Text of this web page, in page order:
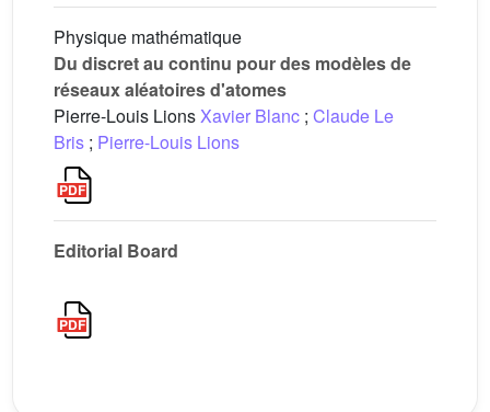
Physique mathématique
Du discret au continu pour des modèles de
réseaux aléatoires d'atomes
Pierre-Louis LionsXavier Blanc ; Claude Le
Bris ; Pierre-Louis Lions
Editorial Board